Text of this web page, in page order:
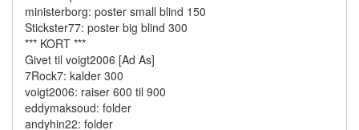
ministerborg: poster small blind 150
Stickster77: poster big blind 300
*** KORT ***
Givet til voigt2006 [Ad As]
7Rock7: kalder 300
voigt2006: raiser 600 til 900
eddymaksoud: folder
andyhin22: folder